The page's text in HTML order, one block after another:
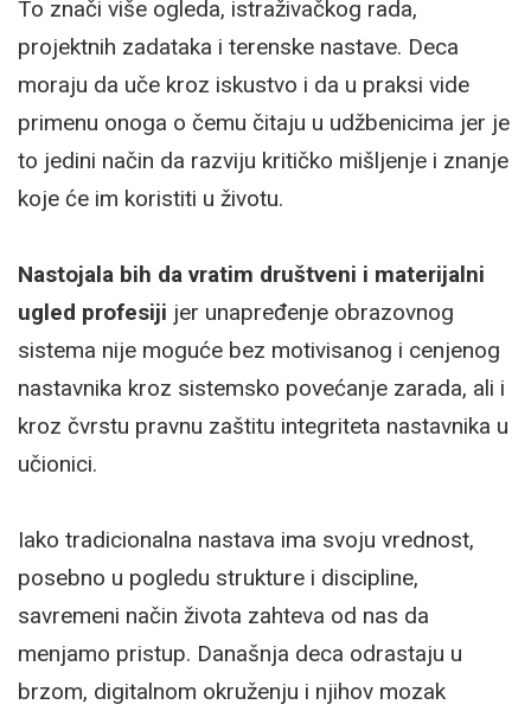
To znači više ogleda, istraživačkog rada,
projektnih zadataka i terenske nastave. Deca
moraju da uče kroz iskustvo i da u praksi vide
primenu onoga o čemu čitaju u udžbenicima jer je
to jedini način da razviju kritičko mišljenje i znanje
koje će im koristiti u životu.
Nastojala bih da vratim društveni i materijalni
ugled profesiji jer unapređenje obrazovnog
sistema nije moguće bez motivisanog i cenjenog
nastavnika kroz sistemsko povećanje zarada, ali i
kroz čvrstu pravnu zaštitu integriteta nastavnika u
učionici.
Iako tradicionalna nastava ima svoju vrednost,
posebno u pogledu strukture i discipline,
savremeni način života zahteva od nas da
menjamo pristup. Današnja deca odrastaju u
brzom, digitalnom okruženju i njihov mozak